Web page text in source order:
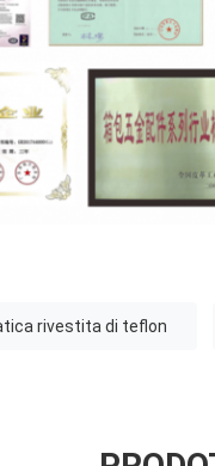
rivestita di teflon